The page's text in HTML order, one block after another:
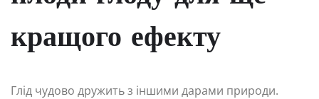
кращого ефекту
Глід чудово дружить з іншими дарами природи.